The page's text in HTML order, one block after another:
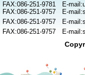
251-9781 E-
251-9757 E-
251-9757 E-
251-9757 E-